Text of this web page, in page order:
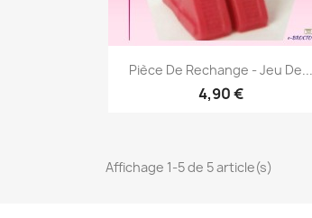
Aperçu rapide
Pièce De Rechange - Jeu De...
4,90 €
Affichage 1-5 de 5 article(s)